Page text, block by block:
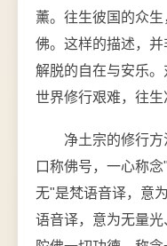
薰。往生彼国的众
佛。这样的描述，
解脱的自在与安乐
世界修行艰难，往生
净土宗的修行
口称佛号，一心称
无"是梵语音译，意
语音译，意为无量